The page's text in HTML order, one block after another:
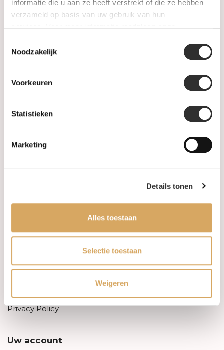
informatie die u aan ze heeft verstrekt of die ze hebben
verzameld op basis van uw gebruik van hun
Noodzakelijk
Voorkeuren
Statistieken
Marketing
Details tonen
Alles toestaan
Selectie toestaan
Weigeren
Trouwringen
Informatie
Heren Sieraden
Informatie
Algemene voorwaarden
Privacy Policy
Uw account